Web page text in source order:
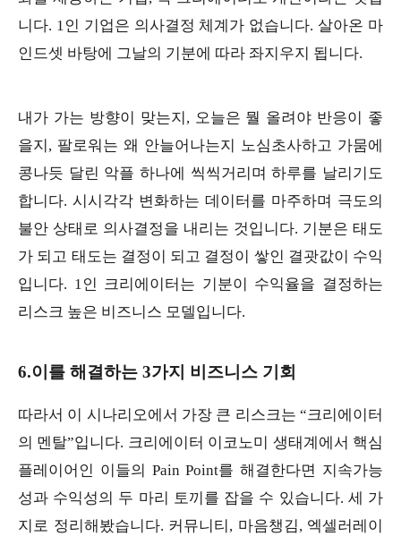
니다. 1인 기업은 의사결정 체계가 없습니다. 살아온 마
인드셋 바탕에 그날의 기분에 따라 좌지우지 됩니다.
내가 가는 방향이 맞는지, 오늘은 뭘 올려야 반응이 좋
을지, 팔로워는 왜 안늘어나는지 노심초사하고 가뭄에
콩나듯 달린 악플 하나에 씩씩거리며 하루를 날리기도
합니다. 시시각각 변화하는 데이터를 마주하며 극도의
불안 상태로 의사결정을 내리는 것입니다. 기분은 태도
가 되고 태도는 결정이 되고 결정이 쌓인 결괏값이 수익
입니다. 1인 크리에이터는 기분이 수익율을 결정하는
리스크 높은 비즈니스 모델입니다.
6.이를 해결하는 3가지 비즈니스 기회
따라서 이 시나리오에서 가장 큰 리스크는 “크리에이터
의 멘탈”입니다. 크리에이터 이코노미 생태계에서 핵심
플레이어인 이들의 Pain Point를 해결한다면 지속가능
성과 수익성의 두 마리 토끼를 잡을 수 있습니다. 세 가
지로 정리해봤습니다. 커뮤니티, 마음챙김, 엑셀러레이